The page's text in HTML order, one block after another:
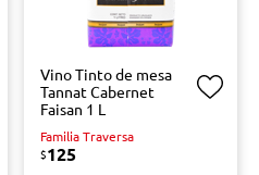
Vino Tinto de mesa
Tannat Cabernet
Faisan 1 L
Familia Traversa
$125